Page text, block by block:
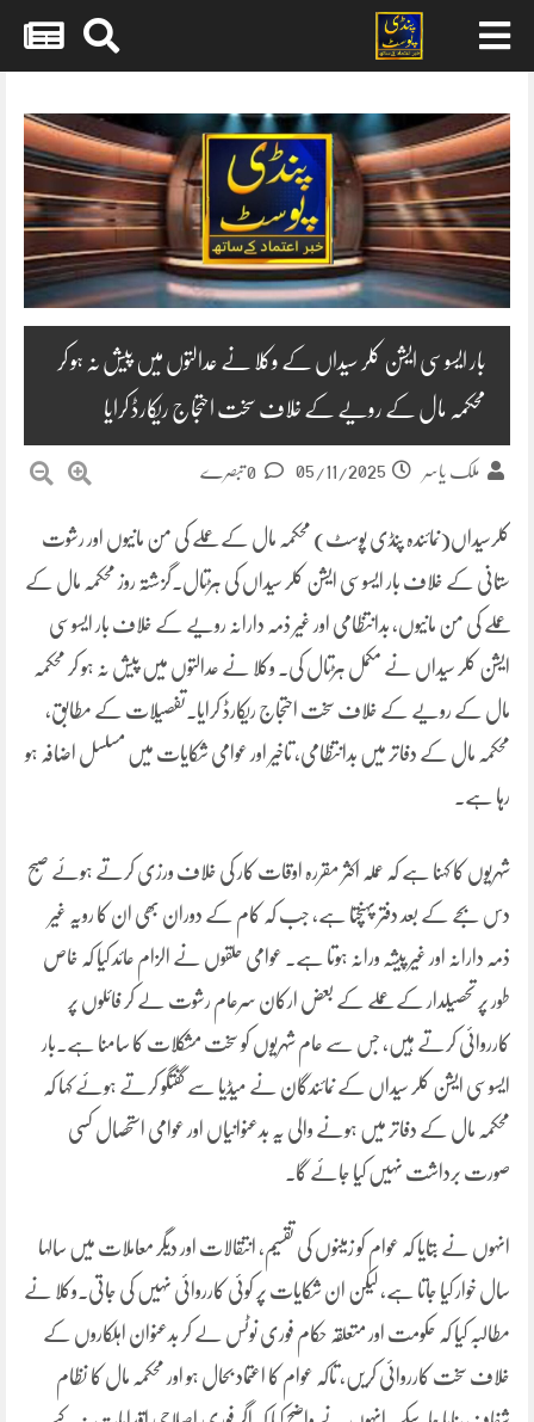
content
بار ایسوسی ایشن کلر سیداں کے وکلا نے عدالتوں میں پیش نہ ہو کر
محکمہ مال کے رویے کے خلاف سخت احتجاج ریکارڈ کرایا
ملک یاسر 05/11/2025
کلرسیداں(نمائندہ پنڈی پوسٹ) محکمہ مال کے عملے کی من مانیوں اور رشوت
ستانی کے خلاف بار ایسوسی ایشن کلر سیداں کی ہڑتال۔گزشتہ روز محکمہ مال کے
عملے کی من مانیوں، بدانتظامی اور غیر ذمہ دارانہ رویے کے خلاف بار ایسوسی
ایشن کلر سیداں نے مکمل ہڑتال کی۔ وکلا نے عدالتوں میں پیش نہ ہو کر محکمہ
مال کے رویے کے خلاف سخت احتجاج ریکارڈ کرایا۔تفصیلات کے مطابق،
محکمہ مال کے دفاتر میں بدانتظامی، تاخیر اور عوامی شکایات میں مسلسل اضافہ ہو
رہا ہے۔
شہریوں کا کہنا ہے کہ عملہ اکثر مقررہ اوقات کار کی خلاف ورزی کرتے ہوئے صبح
دس بجے کے بعد دفتر پہنچتا ہے، جب کہ کام کے دوران بھی ان کا رویہ غیر
ذمہ دارانہ اور غیر پیشہ ورانہ ہوتا ہے۔ عوامی حلقوں نے الزام عائد کیا کہ خاص
طور پر تحصیلدار کے عملے کے بعض ارکان سرعام رشوت لے کر فائلوں پر
کارروائی کرتے ہیں، جس سے عام شہریوں کو سخت مشکلات کا سامنا ہے۔بار
ایسوسی ایشن کلر سیداں کے نمائندگان نے میڈیا سے گفتگو کرتے ہوئے کہا کہ
محکمہ مال کے دفاتر میں ہونے والی یہ بدعنوانیاں اور عوامی استحصال کسی
صورت برداشت نہیں کیا جائے گا۔
انہوں نے بتایا کہ عوام کو زمینوں کی تقسیم، انتقالات اور دیگر معاملات میں سالہا
سال خوار کیا جاتا ہے، لیکن ان شکایات پر کوئی کارروائی نہیں کی جاتی۔وکلا نے
مطالبہ کیا کہ حکومت اور متعلقہ حکام فوری نوٹس لے کر بدعنوان اہلکاروں کے
خلاف سخت کارروائی کریں، تاکہ عوام کا اعتماد بحال ہو اور محکمہ مال کا نظام